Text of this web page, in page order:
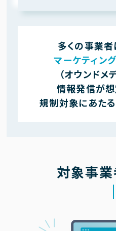
多くの事業者
マーケティン
（オウンドメ
情報発信が
規制対象にあた
対象事